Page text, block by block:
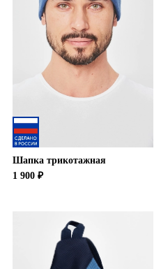
Шапка трикотажная
1 900 ₽